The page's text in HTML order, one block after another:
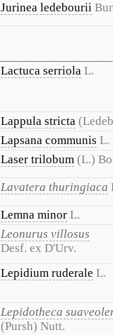
Jurinea ledebourii
Lactuca serriola L.
Lappula stricta
Lapsana communis L.
Laser trilobum (L.)
Lavatera thuringiaca
Lemna minor L.
Leonurus villosus
Desf. ex D'Urv.
Lepidium ruderale L.
Lepidotheca
(Pursh) Nutt.